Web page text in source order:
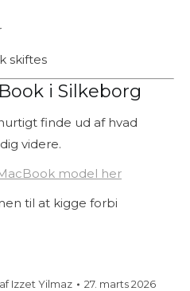
skiftes
i Silkeborg
finde ud af hvad
videre.
model her
til at kigge forbi
Izzet Yilmaz 27. marts 2026